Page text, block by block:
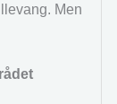
Men